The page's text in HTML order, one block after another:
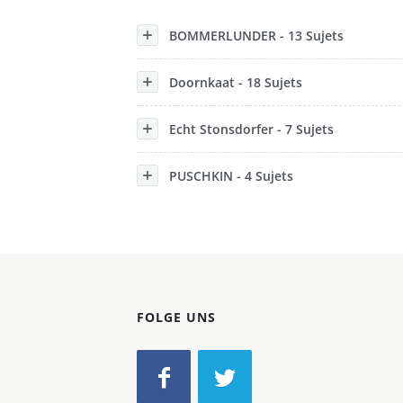
Epoche
BOMMERLUNDER - 13 Sujets
Doornkaat - 18 Sujets
Echt Stonsdorfer - 7 Sujets
PUSCHKIN - 4 Sujets
FOLGE UNS